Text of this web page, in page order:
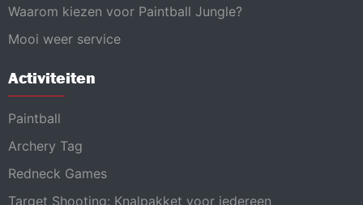
Waarom kiezen voor Paintball Jungle?
Mooi weer service
Activiteiten
Paintball
Archery Tag
Redneck Games
Target Shooting: Knalpakket voor iedereen